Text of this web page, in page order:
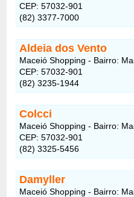
CEP: 57032-901
(82) 3377-7000
Aldeia dos Vento
Maceió Shopping - Bairro:
CEP: 57032-901
(82) 3235-1944
Colcci
Maceió Shopping - Bairro:
CEP: 57032-901
(82) 3325-5456
Damyller
Maceió Shopping - Bairro: